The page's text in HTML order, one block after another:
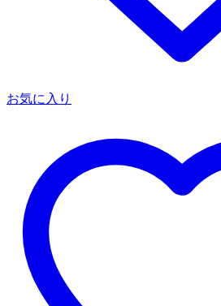
お気に入り